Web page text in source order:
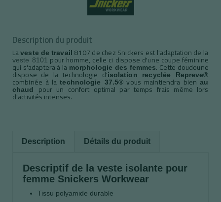
Description du produit
Laveste de travail 8107 de chez Snickers est l'adaptation de la
veste 8101 pour homme, celle ci dispose d'une coupe féminine
qui s'adaptera à la morphologie des femmes. Cette doudoune
dispose de la technologie d'isolation recyclée Repreve®
combinée à latechnologie 37.5® vous maintiendra bienau
chaud pour un confort optimal par temps frais même lors
d'activités intenses.
Description Détails du produit
Descriptif de la veste isolante pour
femme Snickers Workwear
Tissu polyamide durable